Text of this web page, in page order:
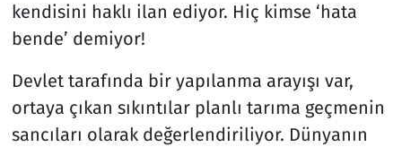
kendisini haklı ilan ediyor. Hiç kimse ‘hata
bende’ demiyor!
Devlet tarafında bir yapılanma arayışı var,
ortaya çıkan sıkıntılar planlı tarıma geçmenin
sancıları olarak değerlendiriliyor. Dünyanın